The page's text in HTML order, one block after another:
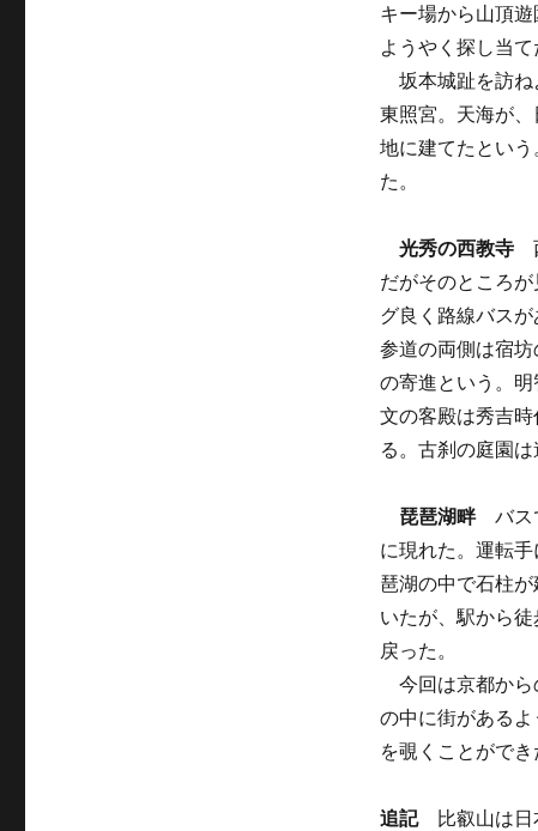
キー場から山頂
ようやく探し当て
坂本城趾を訪ね
東照宮。天海が
地に建てたとい
た。
光秀の西教寺西
だがそのところ
グ良く路線バス
参道の両側は宿
の寄進という。
文の客殿は秀吉
る。古刹の庭園は
琵琶湖畔 バス
に現れた。運転
琶湖の中で石柱
いたが、駅から
戻った。
今回は京都から
の中に街がある
を覗くことができ
追記比叡山は日